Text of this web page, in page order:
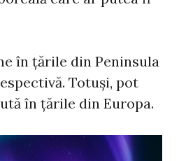
în țările din Peninsula
Totuși, pot
în țările din Europa.